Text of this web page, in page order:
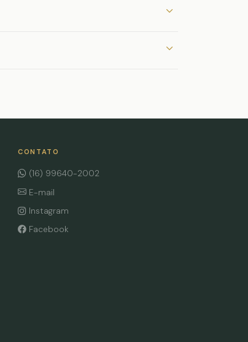
CONTATO
(16) 99640-2002
E-mail
Instagram
Facebook